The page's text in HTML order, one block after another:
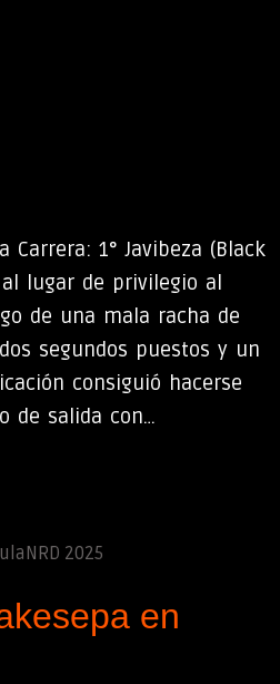
1° Javibeza (Black
lugar de privilegio al
de una mala racha de
segundos puestos y un
consiguió hacerse
de salida con…
2025
en